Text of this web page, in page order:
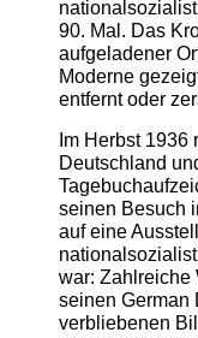
90. Mal. Das
aufgeladener
Moderne
entfernt oder
Im Herbst
Deutschland
seinen Besuch
auf eine
war: Zahlreiche
seinen
verbliebenen